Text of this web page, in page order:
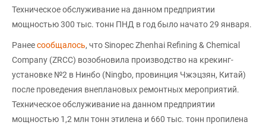
Техническое обслуживание на данном предприятии
мощностью 300 тыс. тонн ПНД в год было начато 29 января.
Ранеесообщалось, что Sinopec Zhenhai Refining & Chemical
Company (ZRCC) возобновила производство на крекинг-
установке №2 в Нинбо (Ningbo, провинция Чжэцзян, Китай)
после проведения внеплановых ремонтных мероприятий.
Техническое обслуживание на данном предприятии
мощностью 1,2 млн тонн этилена и 660 тыс. тонн пропилена